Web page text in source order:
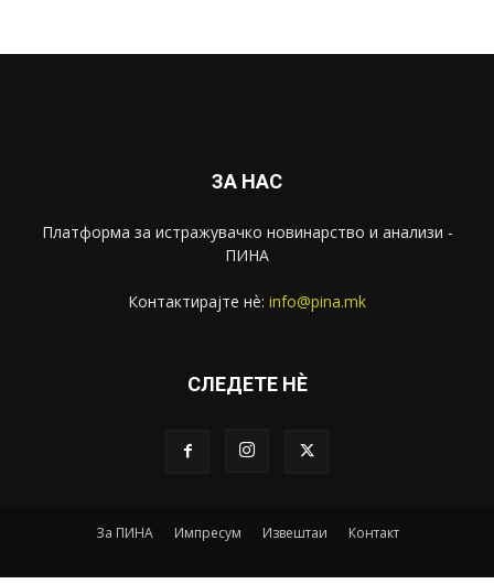
ЗА НАС
Платформа за истражувачко новинарство и анализи -
ПИНА
Контактирајте нѐ: info@pina.mk
СЛЕДЕТЕ НЀ
За ПИНА Импресум Извештаи Контакт